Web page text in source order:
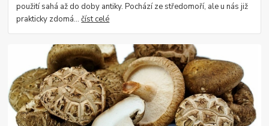
použití sahá až do doby antiky. Pochází ze středomoří, ale u nás již
prakticky zdomá...číst celé